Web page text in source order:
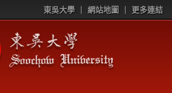
東吳大學 網站地圖 更多連結